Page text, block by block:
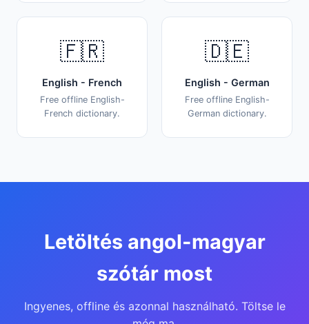
🇫🇷
English - French
Free offline English-
French dictionary.
🇩🇪
English - German
Free offline English-
German dictionary.
Letöltés angol-magyar
szótár most
Ingyenes, offline és azonnal használható. Töltse le